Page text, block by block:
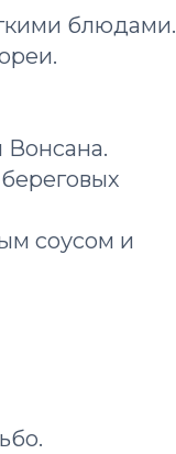
блюдами.
Вонсана.
соусом и